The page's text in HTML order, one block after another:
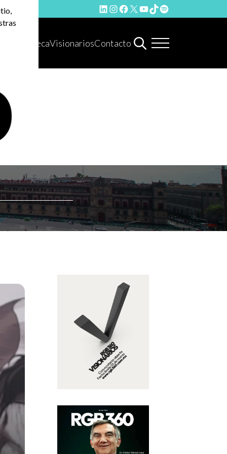
LinkedIn
Instagram
Facebook
X YouTube
TikTok
Spotify
HemerotecaVisionariosContacto